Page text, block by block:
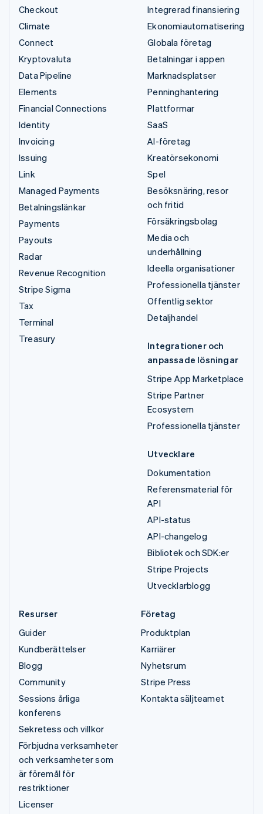
Checkout
Climate
Connect
Kryptovaluta
Data Pipeline
Elements
Financial Connections
Identity
Invoicing
Issuing
Link
Managed Payments
Betalningslänkar
Payments
Payouts
Radar
Revenue Recognition
Stripe Sigma
Tax
Terminal
Treasury
Integrerad finansiering
Ekonomiautomatisering
Globala företag
Betalningar i appen
Marknadsplatser
Penninghantering
Plattformar
SaaS
AI-företag
Kreatörsekonomi
Spel
Besöksnäring, resor
och fritid
Försäkringsbolag
Media och
underhållning
Ideella organisationer
Professionella tjänster
Offentlig sektor
Detaljhandel
Integrationer och
anpassade lösningar
Stripe App Marketplace
Stripe Partner
Ecosystem
Professionella tjänster
Utvecklare
Dokumentation
Referensmaterial för
API
API-status
API-changelog
Bibliotek och SDK:er
Stripe Projects
Utvecklarblogg
Resurser
Guider
Kundberättelser
Blogg
Community
Sessions årliga
konferens
Sekretess och villkor
Förbjudna verksamheter
och verksamheter som
är föremål för
restriktioner
Licenser
Företag
Produktplan
Karriärer
Nyhetsrum
Stripe Press
Kontakta säljteamet